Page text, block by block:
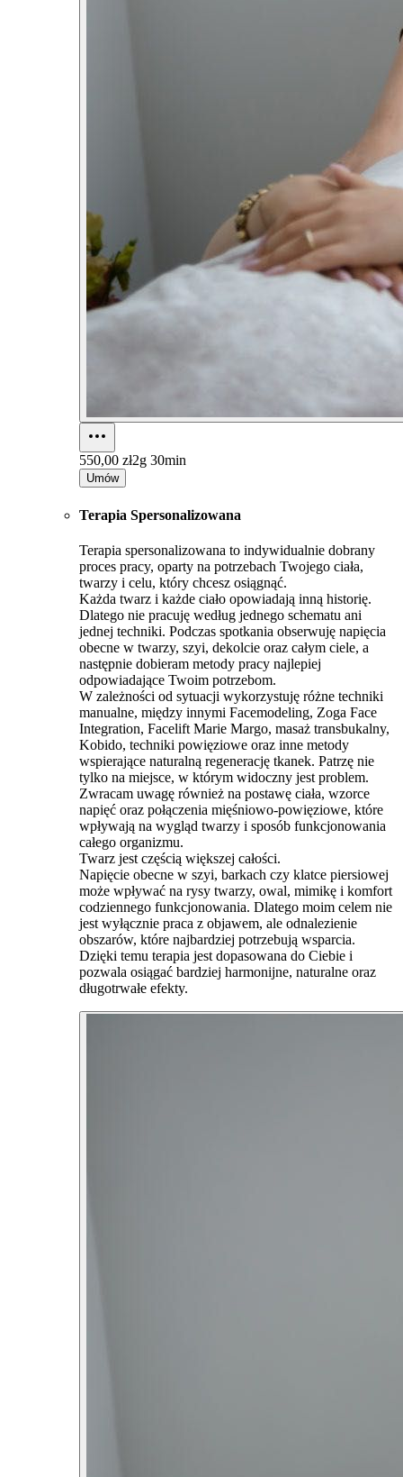
550,00 zł2g 30min
Umów
Terapia Spersonalizowana
Terapia spersonalizowana to indywidualnie dobrany
proces pracy, oparty na potrzebach Twojego ciała,
twarzy i celu, który chcesz osiągnąć.
Każda twarz i każde ciało opowiadają inną historię.
Dlatego nie pracuję według jednego schematu ani
jednej techniki. Podczas spotkania obserwuję napięcia
obecne w twarzy, szyi, dekolcie oraz całym ciele, a
następnie dobieram metody pracy najlepiej
odpowiadające Twoim potrzebom.
W zależności od sytuacji wykorzystuję różne techniki
manualne, między innymi Facemodeling, Zoga Face
Integration, Facelift Marie Margo, masaż transbukalny,
Kobido, techniki powięziowe oraz inne metody
wspierające naturalną regenerację tkanek. Patrzę nie
tylko na miejsce, w którym widoczny jest problem.
Zwracam uwagę również na postawę ciała, wzorce
napięć oraz połączenia mięśniowo-powięziowe, które
wpływają na wygląd twarzy i sposób funkcjonowania
całego organizmu.
Twarz jest częścią większej całości.
Napięcie obecne w szyi, barkach czy klatce piersiowej
może wpływać na rysy twarzy, owal, mimikę i komfort
codziennego funkcjonowania. Dlatego moim celem nie
jest wyłącznie praca z objawem, ale odnalezienie
obszarów, które najbardziej potrzebują wsparcia.
Dzięki temu terapia jest dopasowana do Ciebie i
pozwala osiągać bardziej harmonijne, naturalne oraz
długotrwałe efekty.